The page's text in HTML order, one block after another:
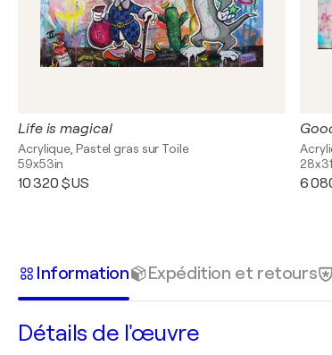
Life is magical
Acrylique, Pastel gras sur Toile
59x53in
10 320 $US 6
Information Expédition et retours
Détails de l'œuvre